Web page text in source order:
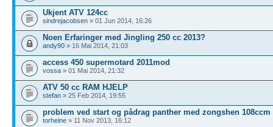
Ukjent ATV 124cc
sindrejacobsen » 01 Jun 2014, 16:26
Noen Erfaringer med Jingling 250 cc 2013?
andy90 » 16 Mai 2014, 21:03
access 450 supermotard 2011mod
vossa » 01 Mai 2014, 21:32
ATV 50 cc RAM HJELP
stefan » 25 Feb 2014, 19:55
problem ved start og pådrag panther med zongshen 108ccm
torheine » 11 Nov 2013, 16:12